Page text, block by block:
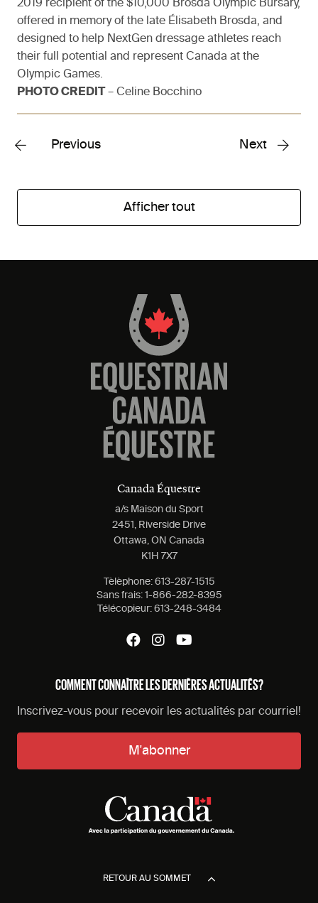
2019 recipient of the $10,000 Brosda Olympic Bursary,
offered in memory of the late Élisabeth Brosda, and
designed to help NextGen dressage athletes reach
their full potential and represent Canada at the
Olympic Games.
PHOTO CREDIT
– Celine Bocchino
Previous Next
Afficher tout
Canada Équestre
a/s Maison du Sport
2451, Riverside Drive
Ottawa, ON Canada
K1H 7X7
Tèlèphone: 613-287-1515
Sans frais: 1-866-282-8395
Télécopieur: 613-248-3484
COMMENT CONNAÎTRE LES DERNIÈRES ACTUALITÉS?
Inscrivez-vous pour recevoir les actualités par courriel!
M'abonner
RETOUR AU SOMMET